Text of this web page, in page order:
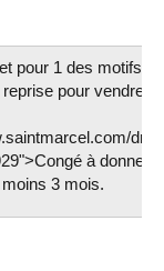
pour 1 des motifs
pour vendre,
à
3 mois.